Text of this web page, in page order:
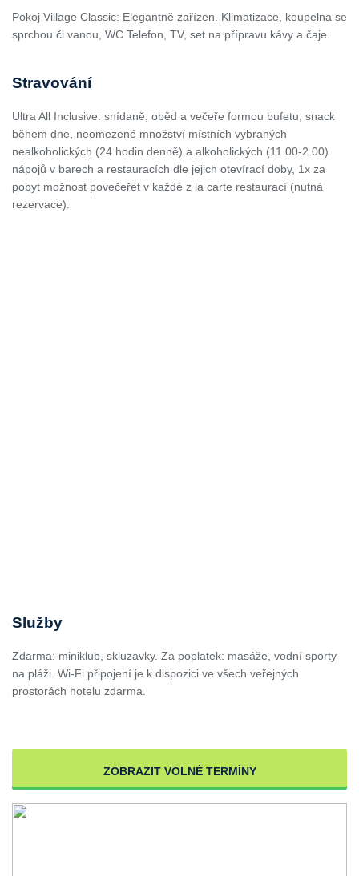
Pokoj Village Classic: Elegantně zařízen. Klimatizace, koupelna se
sprchou či vanou, WC Telefon, TV, set na přípravu kávy a čaje.
Stravování
Ultra All Inclusive: snídaně, oběd a večeře formou bufetu, snack
během dne, neomezené množství místních vybraných
nealkoholických (24 hodin denně) a alkoholických (11.00-2.00)
nápojů v barech a restauracích dle jejich otevírací doby, 1x za
pobyt možnost povečeřet v každé z la carte restaurací (nutná
rezervace).
Služby
Zdarma: miniklub, skluzavky. Za poplatek: masáže, vodní sporty
na pláži. Wi-Fi připojení je k dispozici ve všech veřejných
prostorách hotelu zdarma.
ZOBRAZIT VOLNÉ TERMÍNY